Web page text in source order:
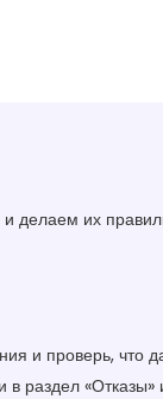
делаем их
и проверь, что
раздел «Отказы»